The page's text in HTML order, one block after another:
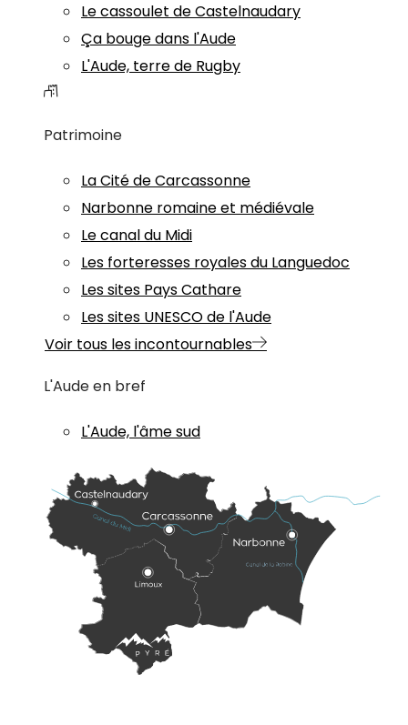
Le cassoulet de Castelnaudary
Ça bouge dans l'Aude
L'Aude, terre de Rugby
Patrimoine
La Cité de Carcassonne
Narbonne romaine et médiévale
Le canal du Midi
Les forteresses royales du Languedoc
Les sites Pays Cathare
Les sites UNESCO de l'Aude
Voir tous les incontournables
L'Aude en bref
L'Aude, l'âme sud